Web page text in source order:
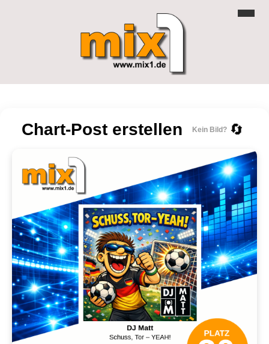
Chart-Post erstellen Kein Bild? 🔄